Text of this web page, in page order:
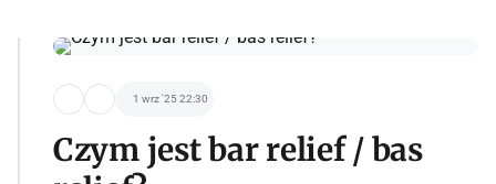
1 wrz '25 22:30
Czym jest bar relief / bas